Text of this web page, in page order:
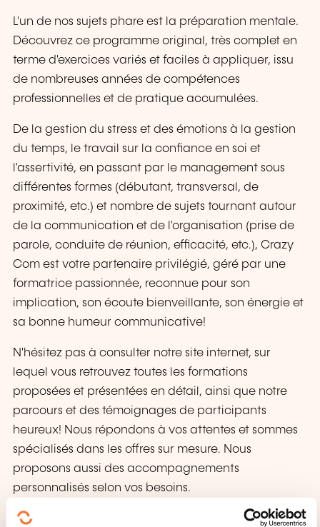
L'un de nos sujets phare est la préparation mentale.
Découvrez ce programme original, très complet en
terme d'exercices variés et faciles à appliquer, issu
de nombreuses années de compétences
professionnelles et de pratique accumulées.
De la gestion du stress et des émotions à la gestion
du temps, le travail sur la confiance en soi et
l'assertivité, en passant par le management sous
différentes formes (débutant, transversal, de
proximité, etc.) et nombre de sujets tournant autour
de la communication et de l'organisation (prise de
parole, conduite de réunion, efficacité, etc.), Crazy
Com est votre partenaire privilégié, géré par une
formatrice passionnée, reconnue pour son
implication, son écoute bienveillante, son énergie et
sa bonne humeur communicative!
N'hésitez pas à consulter notre site internet, sur
lequel vous retrouvez toutes les formations
proposées et présentées en détail, ainsi que notre
parcours et des témoignages de participants
heureux! Nous répondons à vos attentes et sommes
spécialisés dans les offres sur mesure. Nous
proposons aussi des accompagnements
personnalisés selon vos besoins.
Alors n'hésitez plus, contactez-nous et travaillons